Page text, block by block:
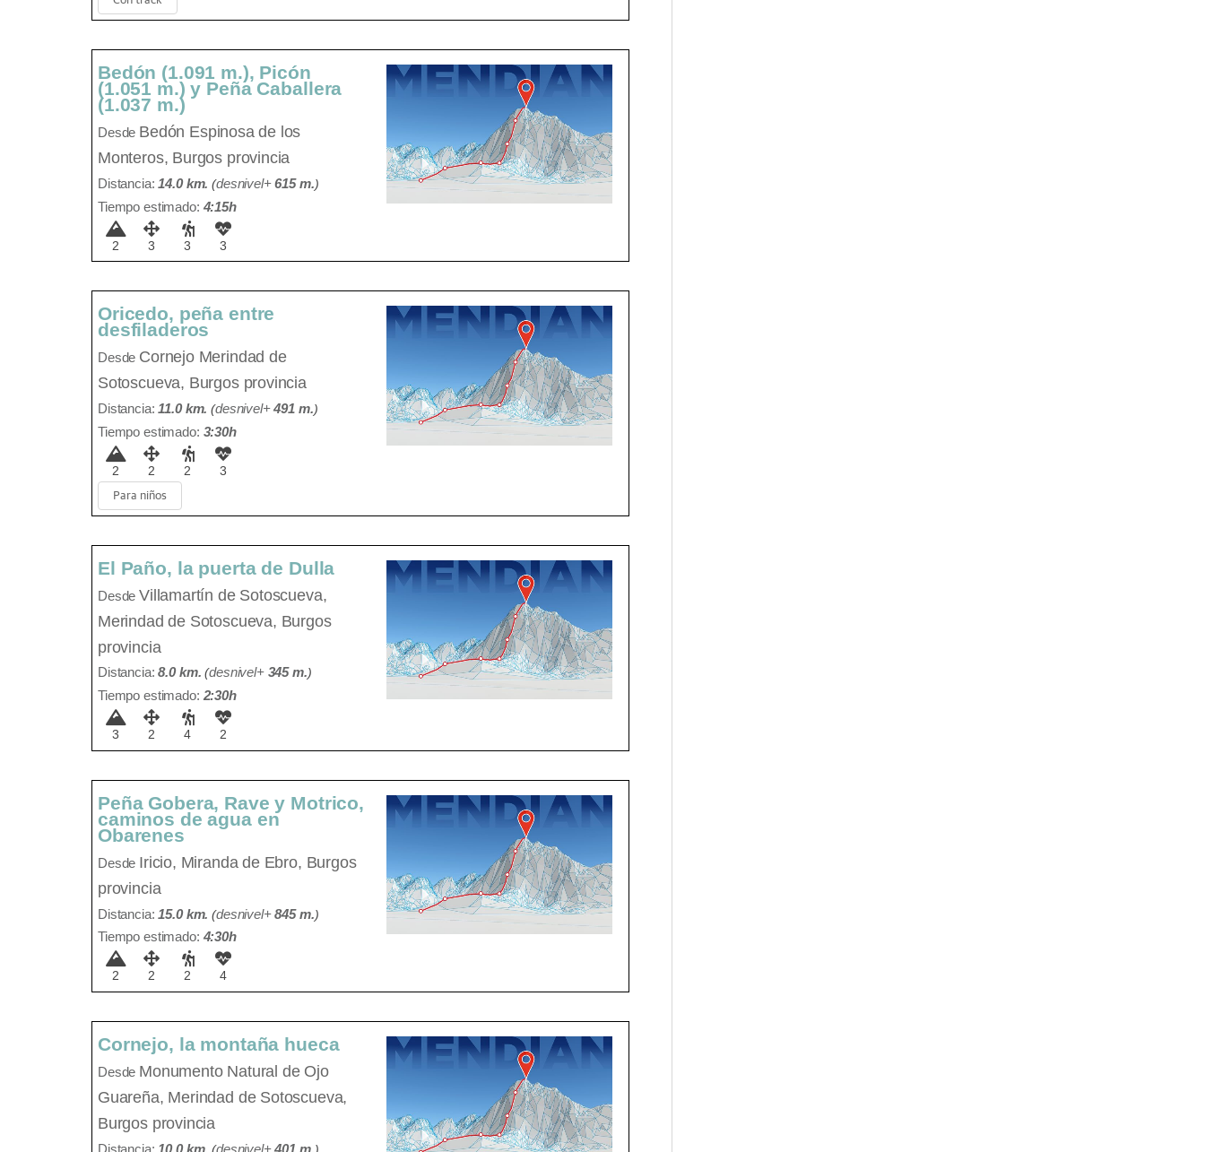
Bedón (1.091 m.), Picón
(1.051 m.) y Peña Caballera
(1.037 m.)
Desde Bedón Espinosa de los
Monteros, Burgos provincia
Distancia:14.0 km. (desnivel+615 m.)
Tiempo estimado: 4:15h
2 3 3 3
Oricedo, peña entre
desfiladeros
Desde Cornejo Merindad de
Sotoscueva, Burgos provincia
Distancia:11.0 km. (desnivel+491 m.)
Tiempo estimado: 3:30h
2 2 2 3
Para niños
El Paño, la puerta de Dulla
DesdeVillamartín de Sotoscueva,
Merindad de Sotoscueva, Burgos
provincia
Distancia:8.0 km. (desnivel+ 345 m.)
Tiempo estimado: 2:30h
3 2 4 2
Peña Gobera, Rave y Motrico,
caminos de agua en
Obarenes
Desde Iricio, Miranda de Ebro, Burgos
provincia
Distancia:15.0 km. (desnivel+845 m.)
Tiempo estimado: 4:30h
2 2 2 4
Cornejo, la montaña hueca
Desde Monumento Natural de Ojo
Guareña, Merindad de Sotoscueva,
Burgos provincia
Distancia:10.0 km. (desnivel+401 m.)